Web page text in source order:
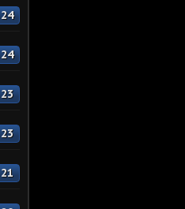
24
24
23
23
21